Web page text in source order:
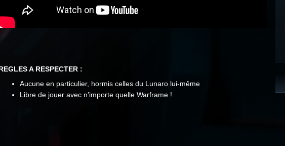
A RESPECTER :
Aucune en particulier, hormis celles du Lunaro lui-même
Libre de jouer avec n’importe quelle Warframe !